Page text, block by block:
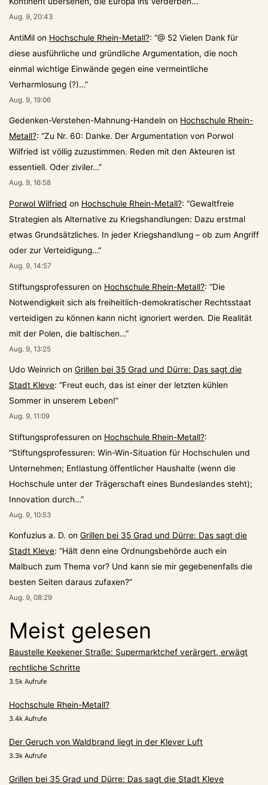
Aug. 9, 20:43
AntiMil on Hochschule Rhein-Metall?: “@ 52 Vielen Dank für
diese ausführliche und gründliche Argumentation, die noch
einmal wichtige Einwände gegen eine vermeintliche
Verharmlosung (?)…”
Aug. 9, 19:06
Gedenken-Verstehen-Mahnung-Handeln on Hochschule Rhein-
Metall?: “Zu Nr. 60: Danke. Der Argumentation von Porwol
Wilfried ist völlig zuzustimmen. Reden mit den Akteuren ist
essentiell. Oder ziviler…”
Aug. 9, 16:58
Porwol Wilfried on Hochschule Rhein-Metall?: “Gewaltfreie
Strategien als Alternative zu Kriegshandlungen: Dazu erstmal
etwas Grundsätzliches. In jeder Kriegshandlung – ob zum Angriff
oder zur Verteidigung…”
Aug. 9, 14:57
Stiftungsprofessuren on Hochschule Rhein-Metall?: “Die
Notwendigkeit sich als freiheitlich-demokratischer Rechtsstaat
verteidigen zu können kann nicht ignoriert werden. Die Realität
mit der Polen, die baltischen…”
Aug. 9, 13:25
Udo Weinrich on Grillen bei 35 Grad und Dürre: Das sagt die
Stadt Kleve: “Freut euch, das ist einer der letzten kühlen
Sommer in unserem Leben!”
Aug. 9, 11:09
Stiftungsprofessuren on Hochschule Rhein-Metall?:
“Stiftungsprofessuren: Win-Win-Situation für Hochschulen und
Unternehmen; Entlastung öffentlicher Haushalte (wenn die
Hochschule unter der Trägerschaft eines Bundeslandes steht);
Innovation durch…”
Aug. 9, 10:53
Konfuzius a. D. on Grillen bei 35 Grad und Dürre: Das sagt die
Stadt Kleve: “Hält denn eine Ordnungsbehörde auch ein
Malbuch zum Thema vor? Und kann sie mir gegebenenfalls die
besten Seiten daraus zufaxen?”
Aug. 9, 08:29
Meist gelesen
Baustelle Keekener Straße: Supermarktchef verärgert, erwägt
rechtliche Schritte
3.5k Aufrufe
Hochschule Rhein-Metall?
3.4k Aufrufe
Der Geruch von Waldbrand liegt in der Klever Luft
3.3k Aufrufe
Grillen bei 35 Grad und Dürre: Das sagt die Stadt Kleve